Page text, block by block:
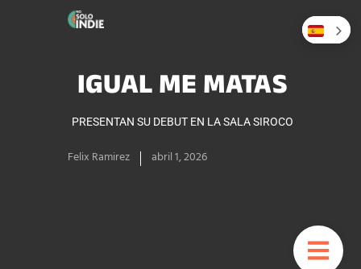
IGUAL ME MATAS
PRESENTAN SU DEBUT EN LA SALA SIROCO
Felix Ramirez abril 1, 2026